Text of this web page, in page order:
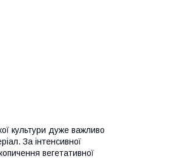
культури дуже важливо
За інтенсивної
вегетативної